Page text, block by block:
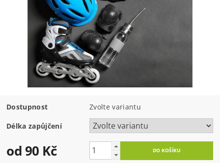
Dostupnost Zvolte variantu
Délka zapůjčení
od 90 Kč